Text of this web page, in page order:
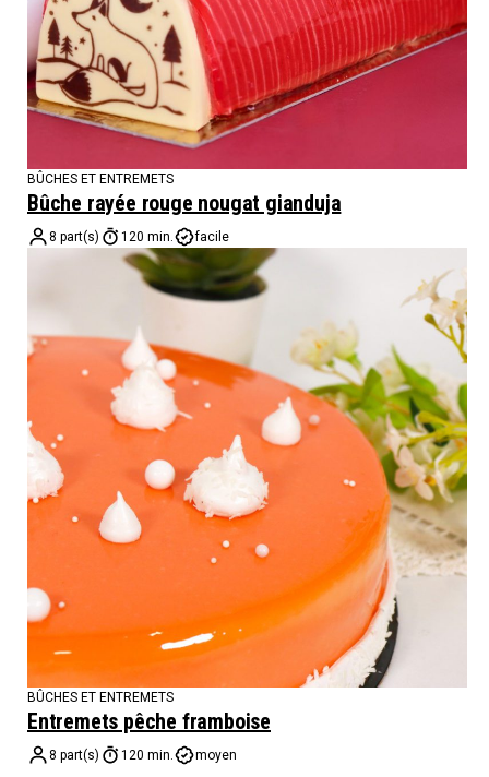
BÛCHES ET ENTREMETS
Bûche rayée rouge nougat gianduja
8 part(s) 120 min. facile
BÛCHES ET ENTREMETS
Entremets pêche framboise
8 part(s) 120 min. moyen